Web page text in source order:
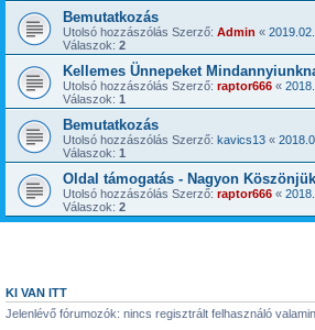
Bemutatkozás
Utolsó hozzászólás Szerző: Admin «
Válaszok: 2
Kellemes Ünnepeket
Utolsó hozzászólás Szerző: raptor666 «
Válaszok: 1
Bemutatkozás
Utolsó hozzászólás Szerző: kavics13 «
Válaszok: 1
Oldal támogatás - Nagyon
Utolsó hozzászólás Szerző: raptor666 «
Válaszok: 2
KI VAN ITT
Jelenlévő fórumozók: nincs regisztrált felhasználó